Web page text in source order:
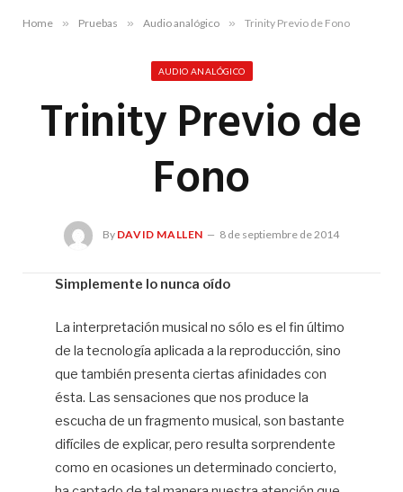
Home » Pruebas » Audio analógico » Trinity Previo de Fono
AUDIO ANALÓGICO
Trinity Previo de
Fono
By DAVID MALLEN 8 de septiembre de 2014
Simplemente lo nunca oído
La interpretación musical no sólo es el fin último
de la tecnología aplicada a la reproducción, sino
que también presenta ciertas afinidades con
ésta. Las sensaciones que nos produce la
escucha de un fragmento musical, son bastante
difíciles de explicar, pero resulta sorprendente
como en ocasiones un determinado concierto,